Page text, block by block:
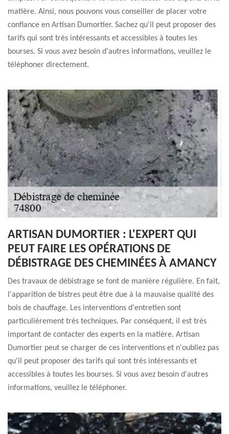
matière. Ainsi, nous pouvons vous conseiller de placer votre
confiance en Artisan Dumortier. Sachez qu'il peut proposer des
tarifs qui sont très intéressants et accessibles à toutes les
bourses. Si vous avez besoin d'autres informations, veuillez le
téléphoner directement.
ARTISAN DUMORTIER : L'EXPERT QUI
PEUT FAIRE LES OPÉRATIONS DE
DÉBISTRAGE DES CHEMINÉES À AMANCY
Des travaux de débistrage se font de manière régulière. En fait,
l'apparition de bistres peut être due à la mauvaise qualité des
bois de chauffage. Les interventions d'entretien sont
particulièrement très techniques. Par conséquent, il est très
important de contacter des experts en la matière. Artisan
Dumortier peut se charger de ces interventions et n'oubliez pas
qu'il peut proposer des tarifs qui sont très intéressants et
accessibles à toutes les bourses. Si vous avez besoin d'autres
informations, veuillez le téléphoner.